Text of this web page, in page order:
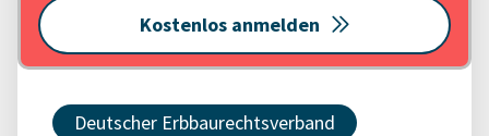
Kostenlos anmelden
Deutscher Erbbaurechtsverband